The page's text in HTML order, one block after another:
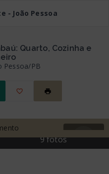
- João Pessoa
Quarto, Cozinha e
Pessoa/PB
9fotos